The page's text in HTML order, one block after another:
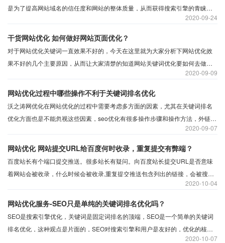
09-24
2020
是为了提高网站域名的信任度和网站的整体质量，从而获得搜索引擎的青睐，
从而获得排名靠前，增加展示次数。SEO操作是自然排名优化，而不是快速排
名、黑帽、作弊优化操作。
09-09
2020
干货网站优化 如何做好网站页面优化？
对于网站优化关键词一直效果不好的，今天在这里就为大家分析下网站优化效
果不好的几个主要原因，从而让大家清楚的知道网站关键词优化要如何去做，
09-07
2020
网站优化过程中哪些操作不利于关键词排名优化
沃之涛网优化在网站优化的过程中需要考虑多方面的因素，尤其在关键词排名
优化方面也是不能忽视这些因素，seo优化有很多操作步骤和操作方法，外链、
友情链接、关键词密度、标粗、网页标题......seo优化是一把双刃剑，用的好会
给网站核心关键词带来不错的排名效果，如果用的不好就会被搜索引擎判定为
10-04
2020
网站优化 网站提交URL给百度何时收录，重复提交有弊端？
百度站长有个端口提交推送。很多站长有疑问。向百度站长提交URL是否意味
着网站会被收录，什么时候会被收录,重复提交推送包含列出的链接，会被搜索
10-07
2020
网站优化服务-SEO只是单纯的关键词排名优化吗？
SEO是搜索引擎优化，关键词是固定词排名的顶端，SEO是一个简单的关键词
排名优化，这种观点是片面的，SEO对搜索引擎和用户是友好的，优化的核心